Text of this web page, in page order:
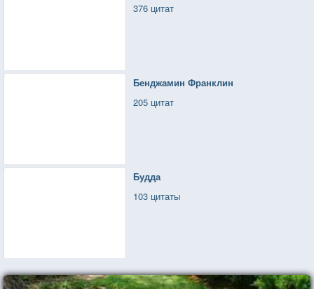
376 цитат
Бенджамин Франклин
205 цитат
Будда
103 цитаты